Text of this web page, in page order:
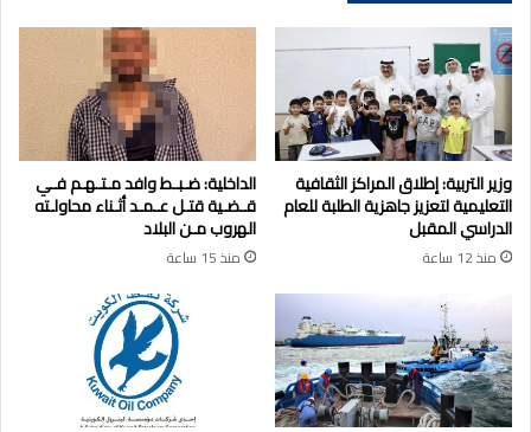
وزير التربية: إطلاق المراكز الثقافية
التعليمية لتعزيز جاهزية الطلبة للعام
الدراسي المقبل
منذ 12 ساعة
الداخلية: ضـبـط وافد مـتـهـم فـي
قـضـية قتـل عـمـد أثـناء محاولـته
الهروب مـن البلاد
منذ 15 ساعة